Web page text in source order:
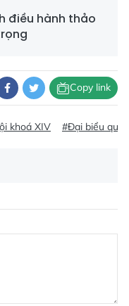
điều hành thảo
Copy link
khoá XIV #Đại biểu